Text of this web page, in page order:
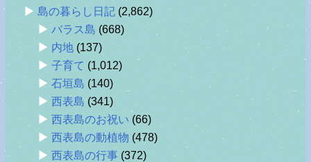
島の暮らし日記 (2,862)
バラス島 (668)
内地 (137)
子育て (1,012)
石垣島 (140)
西表島(341)
西表島のお祝い (66)
西表島の動植物 (478)
西表島の行事 (372)